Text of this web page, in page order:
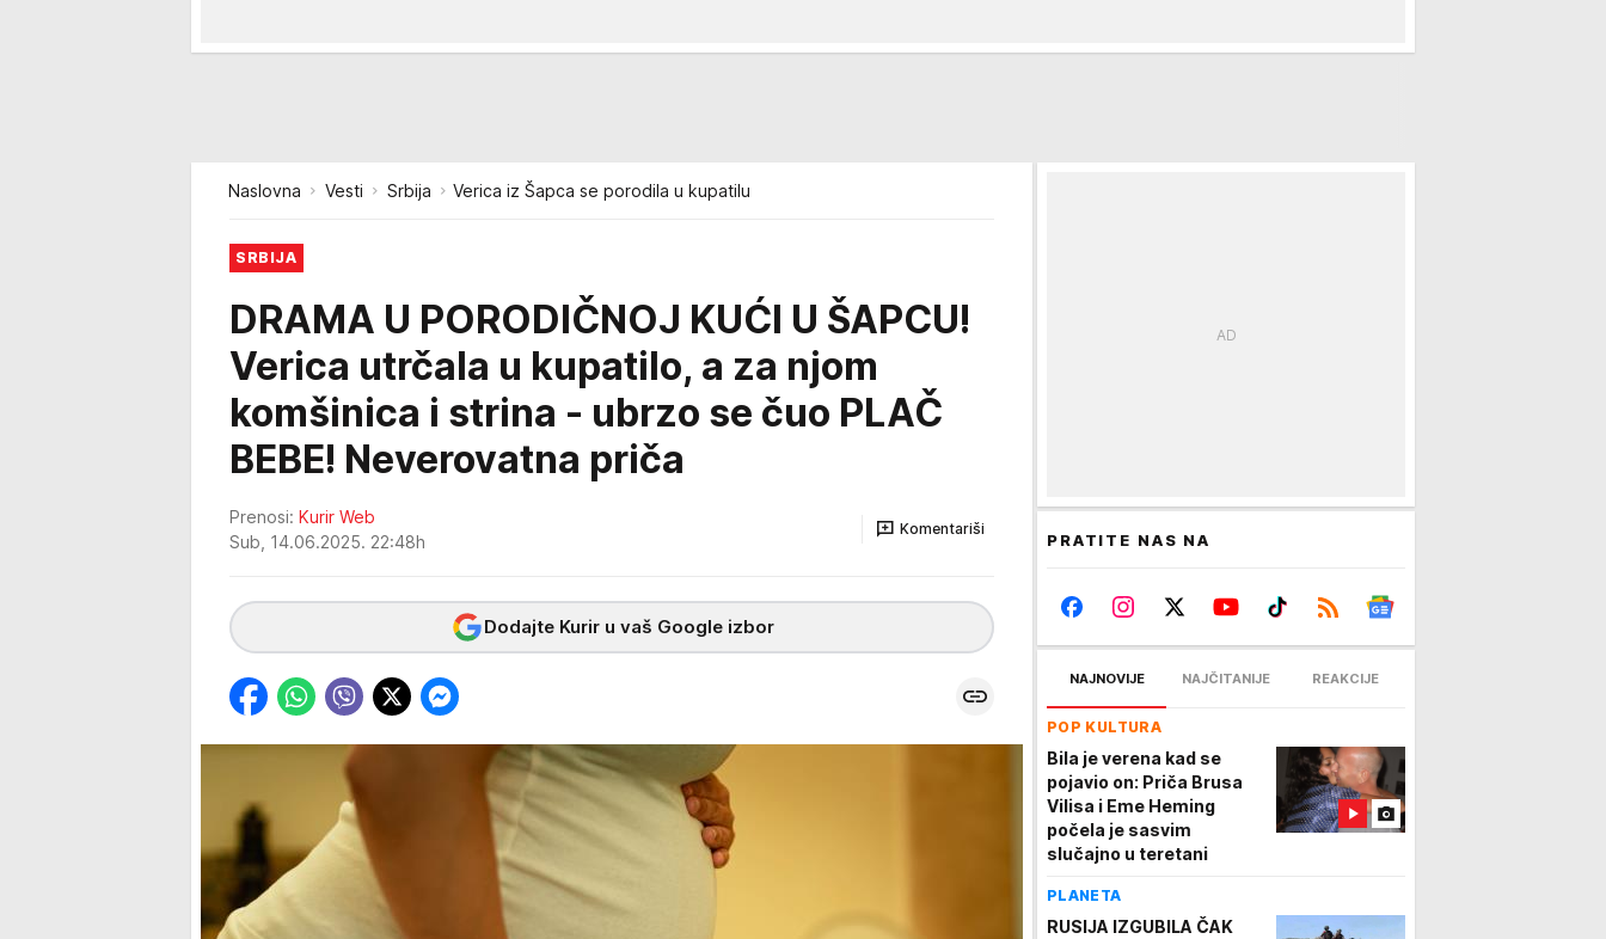
Naslovna Vesti Srbija Verica iz Šapca se porodila u kupatilu
SRBIJA
DRAMA U PORODIČNOJ KUĆI U ŠAPCU!
Verica utrčala u kupatilo, a za njom
komšinica i strina - ubrzo se čuo PLAČ
BEBE! Neverovatna priča
Prenosi: Kurir Web
Sub, 14.06.2025. 22:48h
Komentariši
Dodajte Kurir u vaš Google izbor
PRATITE NAS NA
NAJNOVIJE NAJČITANIJE REAKCIJE
POP KULTURA
Bila je verena kad se
pojavio on: Priča Brusa
Vilisa i Eme Heming
počela je sasvim
slučajno u teretani
PLANETA
RUSIJA IZGUBILA ČAK